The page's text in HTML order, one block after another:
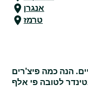
אנגרן
טרמז
הנה כמה פיצ'רים